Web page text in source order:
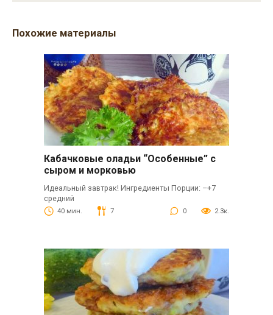
Похожие материалы
Кабачковые оладьи “Особенные” с
сыром и морковью
Идеальный завтрак! Ингредиенты Порции: –+7
средний
40 мин. 7 0 2.3к.